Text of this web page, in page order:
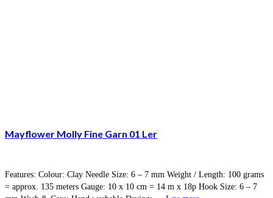
Mayflower Molly Fine Garn 01 Ler
Features: Colour: Clay Needle Size: 6 – 7 mm Weight / Length: 100 grams
= approx. 135 meters Gauge: 10 x 10 cm = 14 m x 18p Hook Size: 6 – 7